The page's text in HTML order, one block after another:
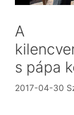
A
s pápa
2017-04-30